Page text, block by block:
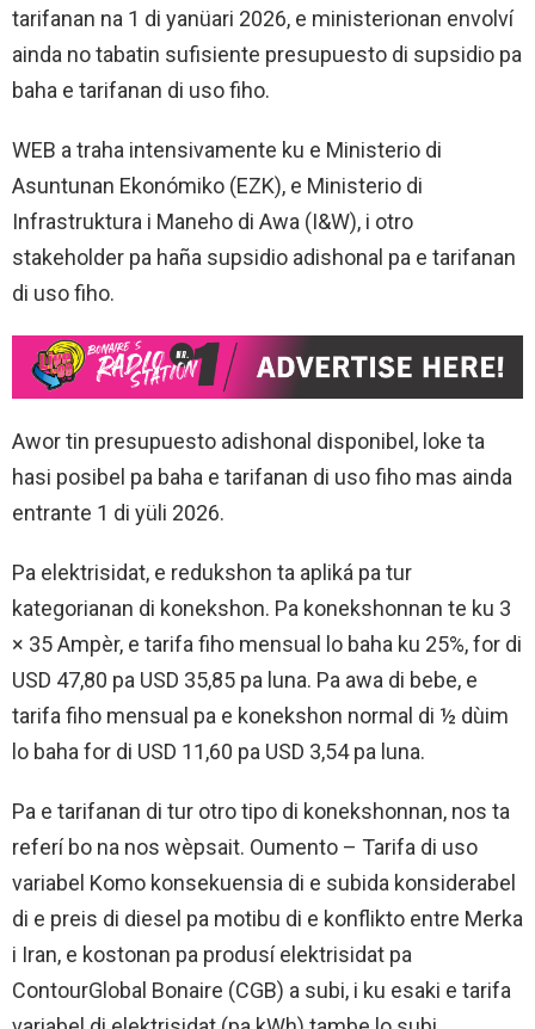
tarifanan na 1 di yanüari 2026, e ministerionan envolví
ainda no tabatin sufisiente presupuesto di supsidio pa
baha e tarifanan di uso fiho.
WEB a traha intensivamente ku e Ministerio di
Asuntunan Ekonómiko (EZK), e Ministerio di
Infrastruktura i Maneho di Awa (I&W), i otro
stakeholder pa haña supsidio adishonal pa e tarifanan
di uso fiho.
Awor tin presupuesto adishonal disponibel, loke ta
hasi posibel pa baha e tarifanan di uso fiho mas ainda
entrante 1 di yüli 2026.
Pa elektrisidat, e redukshon ta apliká pa tur
kategorianan di konekshon. Pa konekshonnan te ku 3
× 35 Ampèr, e tarifa fiho mensual lo baha ku 25%, for di
USD 47,80 pa USD 35,85 pa luna. Pa awa di bebe, e
tarifa fiho mensual pa e konekshon normal di ½ dùim
lo baha for di USD 11,60 pa USD 3,54 pa luna.
Pa e tarifanan di tur otro tipo di konekshonnan, nos ta
referí bo na nos wèpsait. Oumento – Tarifa di uso
variabel Komo konsekuensia di e subida konsiderabel
di e preis di diesel pa motibu di e konflikto entre Merka
i Iran, e kostonan pa produsí elektrisidat pa
ContourGlobal Bonaire (CGB) a subi, i ku esaki e tarifa